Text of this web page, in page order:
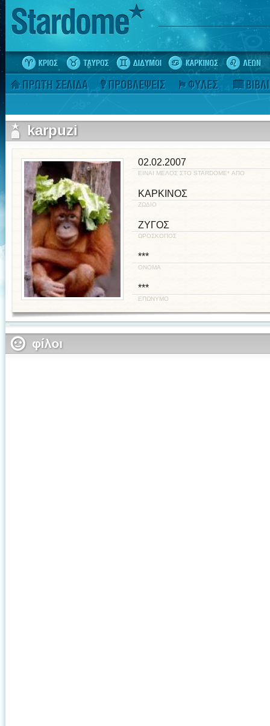
karpuzi
02.02.2007
ΕΙΝΑΙ ΜΕΛΟΣ ΣΤΟ STARDOME* ΑΠΟ
ΚΑΡΚΙΝΟΣ
ΖΩΔΙΟ
ΖΥΓΟΣ
ΩΡΟΣΚΟΠΟΣ
***
ΟΝΟΜΑ
***
ΕΠΩΝΥΜΟ